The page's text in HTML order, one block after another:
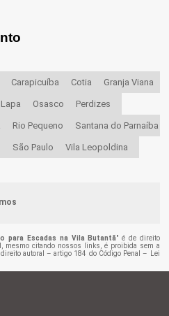
Carapicuíba Cotia Granja Viana
Lapa Osasco Perdizes
Rio Pequeno Santana do Parnaíba
São Paulo Vila Leopoldina
para Escadas na Vila Butantã" é de direito
mesmo citando nossos links, é proibida sem a
autoral – artigo 184 do Código Penal –
Lei